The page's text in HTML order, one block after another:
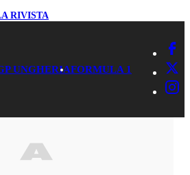
RIVISTA
UNGHERIAFORMULA 1